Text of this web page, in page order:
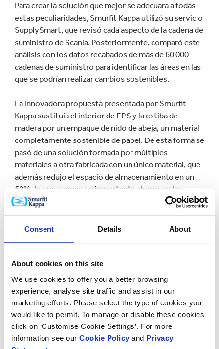
Consent Details About
About cookies on this site
We use cookies to offer you a better browsing
experience, analyse site traffic and assist in our
marketing efforts. Please select the type of cookies you
would like to permit. To manage or disable these cookies
click on ‘Customise Cookie Settings’. For more
information see our Cookie Policy and Privacy
Para crear la solución que mejor se adecuara a todas
estas peculiaridades, Smurfit Kappa utilizó su servicio
SupplySmart, que revisó cada aspecto de la cadena de
suministro de Scania. Posteriormente, comparó este
análisis con los datos recabados de más de 60 000
cadenas de suministro para identificar las áreas en las
que se podrían realizar cambios sostenibles.
La innovadora propuesta presentada por Smurfit
Kappa sustituía el interior de EPS y la estiba de
madera por un empaque de nido de abeja, un material
completamente sostenible de papel. De esta forma se
pasó de una solución formada por múltiples
materiales a otra fabricada con un único material, que
además redujo el espacio de almacenamiento en un
50%, lo que supuso un importante ahorro en los
costes de transporte de Scania.
Brechtel Coox, Ingeniero de empaques de Scania
presentamos, Smurfit Kappa logró ofrecernos una
solución ingeniosa que superó todas nuestras
expectativas”. Y es que “Scania Parts Logistics
depende de una cadena de suministro optimizada para
poder garantizar a nuestros clientes un servicio de
máxima calidad”, ha añadido el directivo.